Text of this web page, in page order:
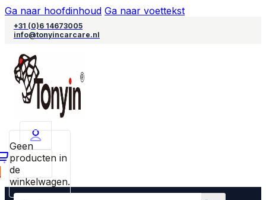
Ga naar hoofdinhoud Ga naar voettekst
+31 (0)6 14673005
info@tonyincarcare.nl
Geen
producten in
de
winkelwagen.